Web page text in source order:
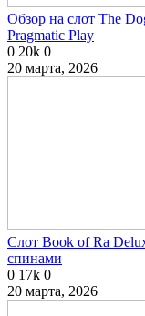
Обзор на слот The
Pragmatic Play
0 20k 0
20 марта, 2026
Слот Book of Ra
спинами
0 17k 0
20 марта, 2026